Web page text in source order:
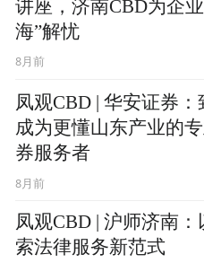
讲座，济南CBD为企业
海”解忧
8月前
凤观CBD | 华安证券：
成为更懂山东产业的
券服务者
8月前
凤观CBD | 沪师济南
索法律服务新范式